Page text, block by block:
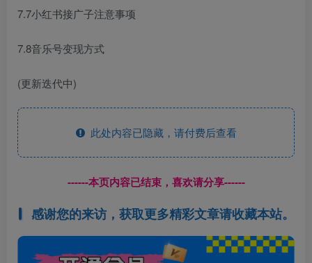
7.7小红书接广子注意事项
7.8音乐号变现方式
(更新迭代中)
此处内容已隐藏，请付费后查看
------本页内容已结束，喜欢请分享------
感谢您的来访，获取更多精彩文章请收藏本站。